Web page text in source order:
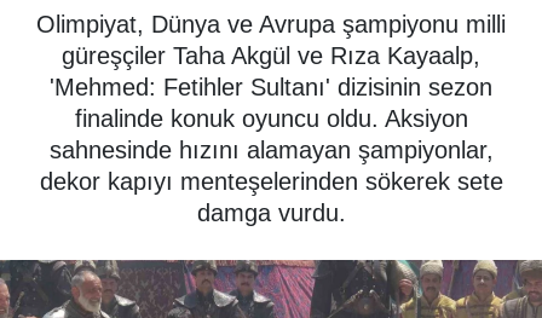
Olimpiyat, Dünya ve Avrupa şampiyonu milli
güreşçiler Taha Akgül ve Rıza Kayaalp,
'Mehmed: Fetihler Sultanı' dizisinin sezon
finalinde konuk oyuncu oldu. Aksiyon
sahnesinde hızını alamayan şampiyonlar,
dekor kapıyı menteşelerinden sökerek sete
damga vurdu.
BİLİM - TEKNOLOJİ
KADIN
KÜLTÜR SANAT